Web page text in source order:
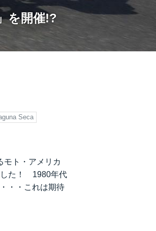
を開催!?
Seca
モト・アメリカ
した！ 1980年代
・・これは期待